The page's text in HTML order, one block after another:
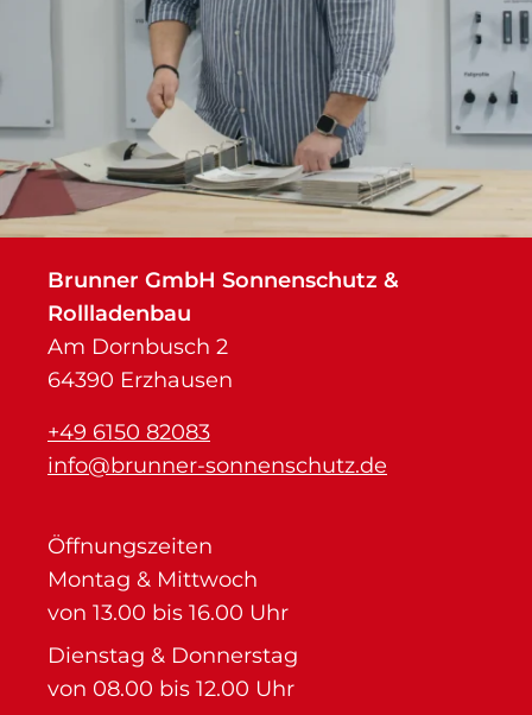
Brunner GmbH Sonnenschutz &
Rollladenbau
Am Dornbusch 2
64390 Erzhausen
+49 6150 82083
info@brunner-sonnenschutz.de
Öffnungszeiten
Montag & Mittwoch
von 13.00 bis 16.00 Uhr
Dienstag & Donnerstag
von 08.00 bis 12.00 Uhr